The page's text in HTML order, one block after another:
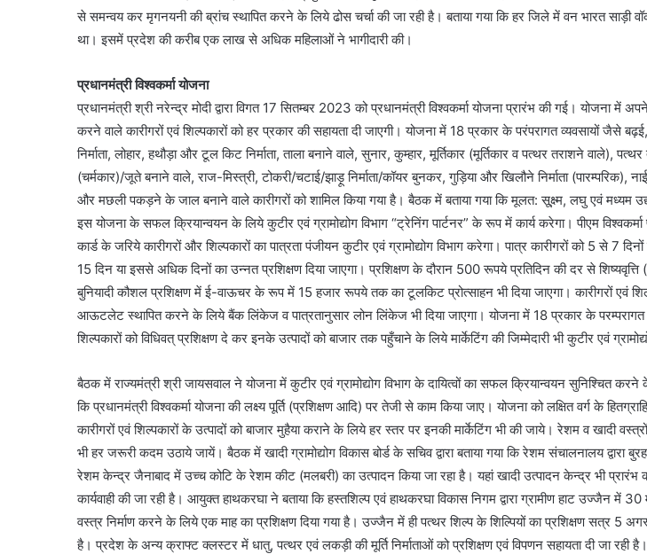
से समन्वय कर मृगनयनी की ब्रांच स्थापित करने के लिये ढोस चर्चा की जा रही है। बताया गया कि हर जिले में वन भारत साड़ी
था। इसमें प्रदेश की करीब एक लाख से अधिक महिलाओं ने भागीदारी की।
प्रधानमंत्री विश्वकर्मा योजना
प्रधानमंत्री श्री नरेन्द्र मोदी द्वारा विगत 17 सितम्बर 2023 को प्रधानमंत्री विश्वकर्मा योजना प्रारंभ की गई। योजना में
करने वाले कारीगरों एवं शिल्पकारों को हर प्रकार की सहायता दी जाएगी। योजना में 18 प्रकार के परंपरागत व्यवसायों जैसे बढ़ई,
निर्माता, लोहार, हथौड़ा और टूल किट निर्माता, ताला बनाने वाले, सुनार, कुम्हार, मूर्तिकार (मूर्तिकार व पत्थर तराशने वाले),
(चर्मकार)/जूते बनाने वाले, राज-मिस्त्री, टोकरी/चटाई/झाड़ू निर्माता/कॉयर बुनकर, गुड़िया और खिलौने निर्माता (पारम्परिक), नाई,
और मछली पकड़ने के जाल बनाने वाले कारीगरों को शामिल किया गया है। बैठक में बताया गया कि मूलत: सू्क्ष्म, लघु एवं मध्यम
इस योजना के सफल क्रियान्वयन के लिये कुटीर एवं ग्रामोद्योग विभाग “ट्रेनिंग पार्टनर” के रूप में कार्य करेगा। पीएम
कार्ड के जरिये कारीगरों और शिल्पकारों का पात्रता पंजीयन कुटीर एवं ग्रामोद्योग विभाग करेगा। पात्र कारीगरों को 5 से 7
15 दिन या इससे अधिक दिनों का उन्नत प्रशिक्षण दिया जाएगा। प्रशिक्षण के दौरान 500 रूपये प्रतिदिन की दर से
बुनियादी कौशल प्रशिक्षण में ई-वाऊचर के रूप में 15 हजार रूपये तक का टूलकिट प्रोत्साहन भी दिया जाएगा। कारीगरों एवं
आऊटलेट स्थापित करने के लिये बैंक लिंकेज व पात्रतानुसार लोन लिंकेज भी दिया जाएगा। योजना में 18 प्रकार के परम्परागत
शिल्पकारों को विधिवत् प्रशिक्षण दे कर इनके उत्पादों को बाजार तक पहुँचाने के लिये मार्केटिंग की जिम्मेदारी भी कुटीर एवं
बैठक में राज्यमंत्री श्री जायसवाल ने योजना में कुटीर एवं ग्रामोद्योग विभाग के दायित्वों का सफल क्रियान्वयन सुनिश्चित करने
कि प्रधानमंत्री विश्वकर्मा योजना की लक्ष्य पूर्ति (प्रशिक्षण आदि) पर तेजी से काम किया जाए। योजना को लक्षित वर्ग के
कारीगरों एवं शिल्पकारों के उत्पादों को बाजार मुहैया कराने के लिये हर स्तर पर इनकी मार्केटिंग भी की जाये। रेशम व खादी
भी हर जरूरी कदम उठाये जायें। बैठक में खादी ग्रामोद्योग विकास बोर्ड के सचिव द्वारा बताया गया कि रेशम संचालनालय द्वारा
रेशम केन्द्र जैनाबाद में उच्च कोटि के रेशम कीट (मलबरी) का उत्पादन किया जा रहा है। यहां खादी उत्पादन केन्द्र भी प्रारंभ
कार्यवाही की जा रही है। आयुक्त हाथकरघा ने बताया कि हस्तशिल्प एवं हाथकरघा विकास निगम द्वारा ग्रामीण हाट उज्जैन में
वस्त्र निर्माण करने के लिये एक माह का प्रशिक्षण दिया गया है। उज्जैन में ही पत्थर शिल्प के शिल्पियों का प्रशिक्षण सत्र 5
है। प्रदेश के अन्य क्राफ्ट क्लस्टर में धातु, पत्थर एवं लकड़ी की मूर्ति निर्माताओं को प्रशिक्षण एवं विपणन सहायता दी जा रही है।